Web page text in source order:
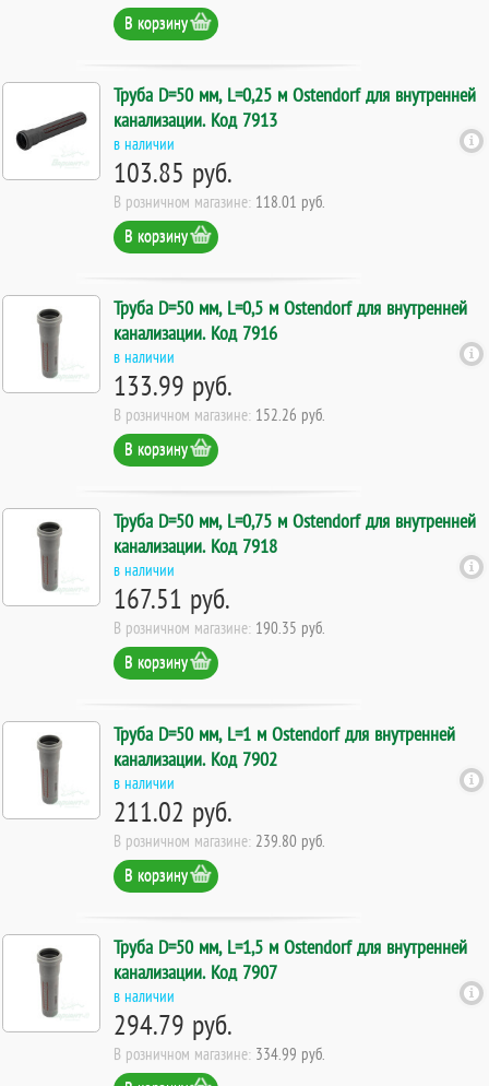
В корзину
Труба D=50 мм, L=0,25 м Ostendorf для внутренней
канализации. Код 7913
в наличии
103.85 руб.
В розничном магазине: 118.01 руб.
В корзину
Труба D=50 мм, L=0,5 м Ostendorf для внутренней
канализации. Код 7916
в наличии
133.99 руб.
В розничном магазине: 152.26 руб.
В корзину
Труба D=50 мм, L=0,75 м Ostendorf для внутренней
канализации. Код 7918
в наличии
167.51 руб.
В розничном магазине: 190.35 руб.
В корзину
Труба D=50 мм, L=1 м Ostendorf для внутренней
канализации. Код 7902
в наличии
211.02 руб.
В розничном магазине: 239.80 руб.
В корзину
Труба D=50 мм, L=1,5 м Ostendorf для внутренней
канализации. Код 7907
в наличии
294.79 руб.
В розничном магазине: 334.99 руб.